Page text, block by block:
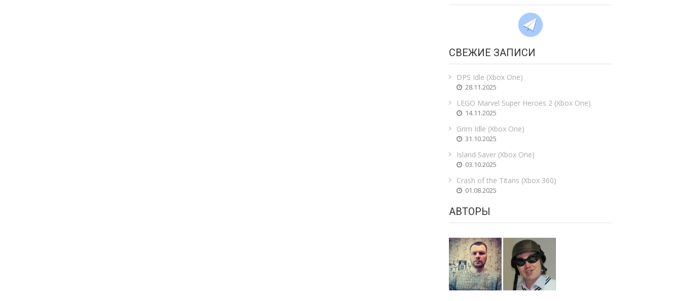
СВЕЖИЕ ЗАПИСИ
DPS Idle (Xbox One)
28.11.2025
LEGO Marvel Super Heroes 2 (Xbox One)
14.11.2025
Grim Idle (Xbox One)
31.10.2025
Island Saver (Xbox One)
03.10.2025
Crash of the Titans (Xbox 360)
01.08.2025
АВТОРЫ